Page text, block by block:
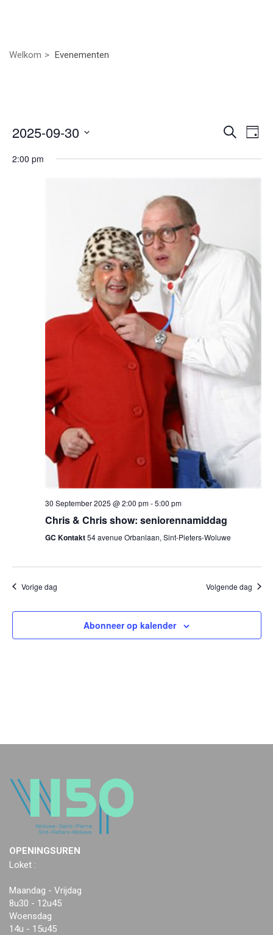
Welkom Evenementen
Zoeken
Dag
2025-09-30
een
2:00 pm
30 September 2025 @ 2:00 pm-5:00 pm
Chris & Chris show: seniorennamiddag
GC Kontakt54 avenue Orbanlaan, Sint-Pieters-Woluwe
Vorige dag Volgende dag
Abonneer op kalender
OPENINGSUREN
Loket :
Maandag - Vrijdag
8u30 - 12u45
Woensdag
14u - 15u45